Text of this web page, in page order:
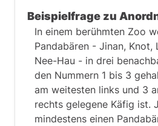
Nektarine, Honigmelone,
Bei Fragen, die nach
vollständigen Regelung
fragen, geh die
und schließe jede
eine der dargestellten
aus.
Beispielfrage zu
In einem berühmten Zoo
Pandabären - Jinan, Knot,
Nee-Hau - in drei
den Nummern 1 bis 3
am weitesten links und 3
rechts gelegene Käfig ist.
mindestens einen